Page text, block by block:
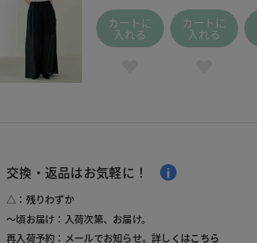
カートに
入れる
カートに
入れる
交換・返品はお気軽に！
△：残りわずか
～頃お届け：入荷次第、お届け。
再入荷予約：メールでお知らせ。詳しくはこちら